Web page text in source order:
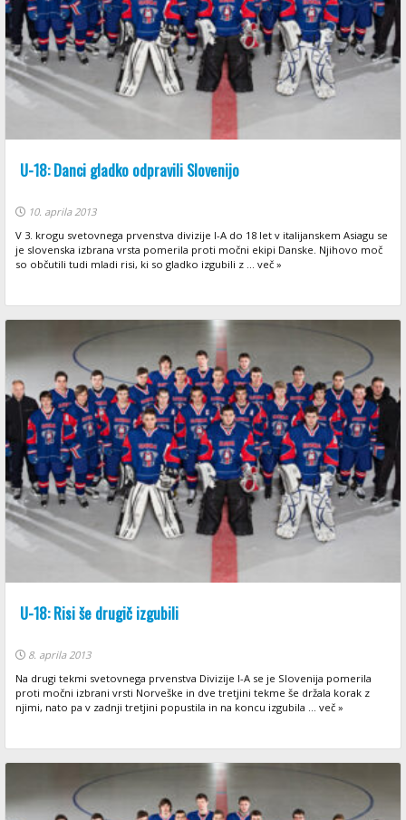
U-18: Danci gladko odpravili Slovenijo
10. aprila 2013
V 3. krogu svetovnega prvenstva divizije I-A do 18 let v italijanskem Asiagu se
je slovenska izbrana vrsta pomerila proti močni ekipi Danske. Njihovo moč
so občutili tudi mladi risi, ki so gladko izgubili z ... več »
U-18: Risi še drugič izgubili
8. aprila 2013
Na drugi tekmi svetovnega prvenstva Divizije I-A se je Slovenija pomerila
proti močni izbrani vrsti Norveške in dve tretjini tekme še držala korak z
njimi, nato pa v zadnji tretjini popustila in na koncu izgubila ... več »